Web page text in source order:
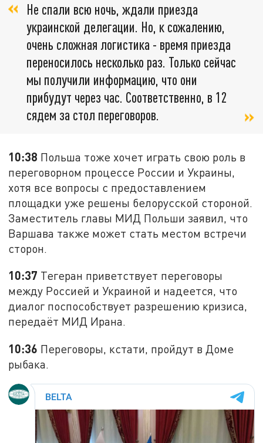
Не спали всю ночь, ждали приезда
украинской делегации. Но, к сожалению,
очень сложная логистика - время приезда
переносилось несколько раз. Только сейчас
мы получили информацию, что они
прибудут через час. Соответственно, в 12
сядем за стол переговоров.
10:38 Польша тоже хочет играть свою роль в
переговорном процессе России и Украины,
хотя все вопросы с предоставлением
площадки уже решены белорусской стороной.
Заместитель главы МИД Польши заявил, что
Варшава также может стать местом встречи
сторон.
10:37 Тегеран приветствует переговоры
между Россией и Украиной и надеется, что
диалог поспособствует разрешению кризиса,
передаёт МИД Ирана.
10:36 Переговоры, кстати, пройдут в Доме
рыбака.